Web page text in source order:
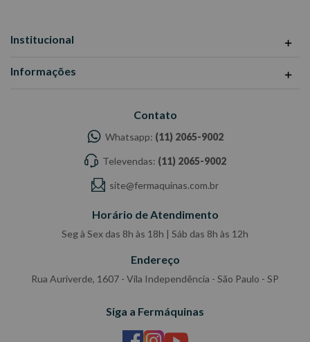
Institucional
Informações
Contato
Whatsapp: (11) 2065-9002
Televendas: (11) 2065-9002
site@fermaquinas.com.br
Horário de Atendimento
Seg à Sex das 8h às 18h | Sáb das 8h às 12h
Endereço
Rua Auriverde, 1607 - Vila Independência - São Paulo - SP
Siga a Fermáquinas